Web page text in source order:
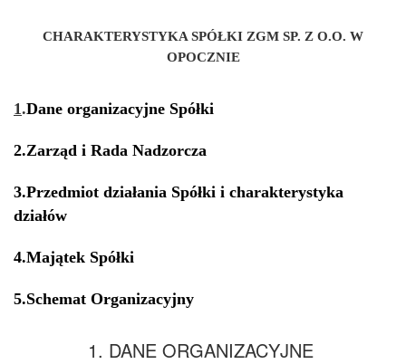
CHARAKTERYSTYKA SPÓŁKI ZGM SP. Z O.O. W
OPOCZNIE
1.Dane organizacyjne Spółki
2.Zarząd i Rada Nadzorcza
3.Przedmiot działania Spółki i charakterystyka
działów
4.Majątek Spółki
5.Schemat Organizacyjny
1. DANE ORGANIZACYJNE